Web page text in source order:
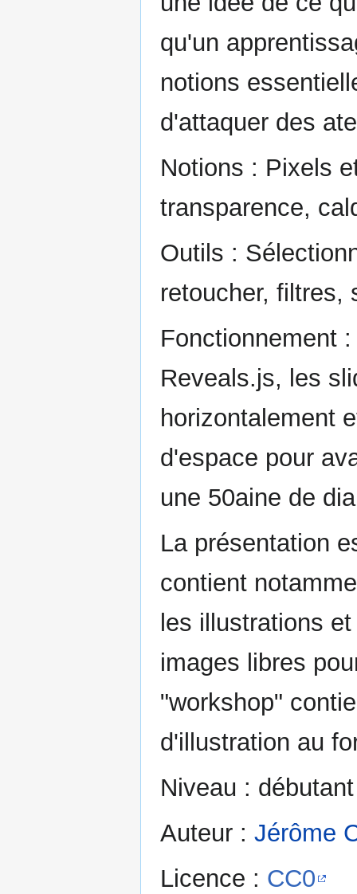
qu'un
notions
d'attaquer des
Notions : Pixels
transparence,
Outils :
retoucher, filtres,
Fonctionnement
Reveals.js, les
horizontalement
d'espace pour
une 50aine de
La présentation
contient
les illustrations
images libres
"workshop"
d'illustration au
Niveau : débutant
Auteur : Jérôme
Licence : CC0